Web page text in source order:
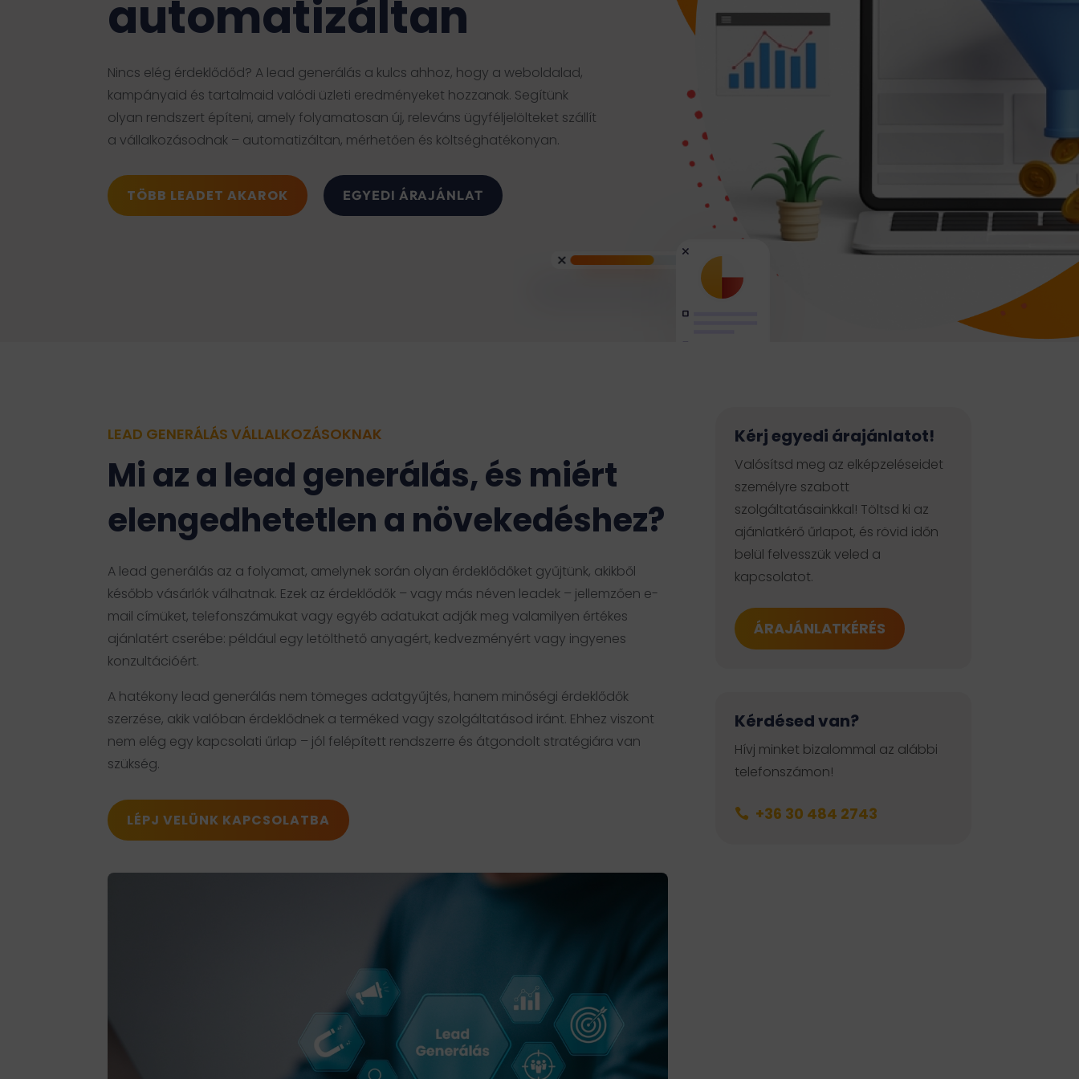
Kreatív szövegírás
Marketing tanácsadás
Webshop marketing
Marketing audit
Marketing stratégia készítés
Organikus forgalom növelése
Lead generálás
vállalkozásoknak
TikTok
Imázsfilm készítés
Grafikai tervezés
Arculattervezés
automatizáltan
Nincs elég érdeklődőd? A lead generálás a kulcs ahhoz, hogy a weboldalad,
kampányaid és tartalmaid valódi üzleti eredményeket hozzanak. Segítünk
olyan rendszert építeni, amely folyamatosan új, releváns ügyféljelölteket szállít
a vállalkozásodnak – automatizáltan, mérhetően és költséghatékonyan.
TÖBB LEADET AKAROK EGYEDI ÁRAJÁNLAT
Kérj egyedi árajánlatot!
Valósítsd meg az elképzeléseidet
személyre szabott
szolgáltatásainkkal! Töltsd ki az
ajánlatkérő űrlapot, és rövid időn
belül felvesszük veled a
kapcsolatot.
ÁRAJÁNLATKÉRÉS
Kérdésed van?
Hívj minket bizalommal az alábbi
telefonszámon!
 +36 30 484 2743
LEAD GENERÁLÁS VÁLLALKOZÁSOKNAK
Mi az a lead generálás, és miért
elengedhetetlen a növekedéshez?
A lead generálás az a folyamat, amelynek során olyan érdeklődőket gyűjtünk, akikből
később vásárlók válhatnak. Ezek az érdeklődők – vagy más néven leadek – jellemzően e-
mail címüket, telefonszámukat vagy egyéb adatukat adják meg valamilyen értékes
ajánlatért cserébe: például egy letölthető anyagért, kedvezményért vagy ingyenes
konzultációért.
A hatékony lead generálás nem tömeges adatgyűjtés, hanem minőségi érdeklődők
szerzése, akik valóban érdeklődnek a terméked vagy szolgáltatásod iránt. Ehhez viszont
nem elég egy kapcsolati űrlap – jól felépített rendszerre és átgondolt stratégiára van
szükség.
LÉPJ VELÜNK KAPCSOLATBA